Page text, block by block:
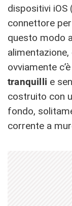
dispositivi iOS
connettore
questo modo
ovviamente
tranquilli e
costruito con
fondo,
corrente a